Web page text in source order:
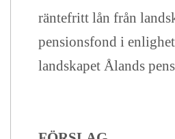
räntefritt lån från
pensionsfond i
landskapet Ålands